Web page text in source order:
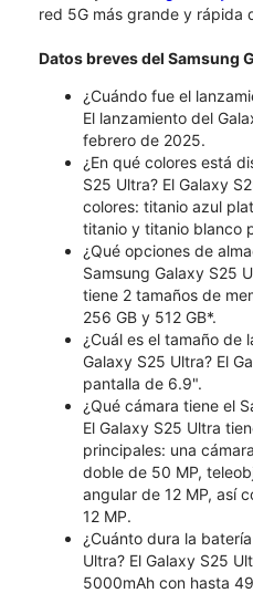
red 5G más grande y rápida
Datos breves del Samsung
¿Cuándo fue el
El lanzamiento del
febrero de 2025.
¿En qué colores está
S25 Ultra? El Galaxy
colores: titanio azul
titanio y titanio blanco
¿Qué opciones de
Samsung Galaxy S25
tiene 2 tamaños de
256 GB y 512 GB*.
¿Cuál es el tamaño de
Galaxy S25 Ultra? El
pantalla de 6.9".
¿Qué cámara tiene el
El Galaxy S25 Ultra
principales: una
doble de 50 MP,
angular de 12 MP, así
12 MP.
¿Cuánto dura la
Ultra? El Galaxy S25
5000mAh con hasta